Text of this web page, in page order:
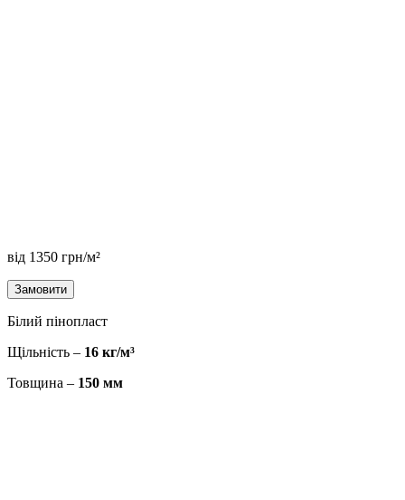
від 1350 грн/м²
Замовити
Білий пінопласт
Щільність – 16 кг/м³
Товщина – 150 мм